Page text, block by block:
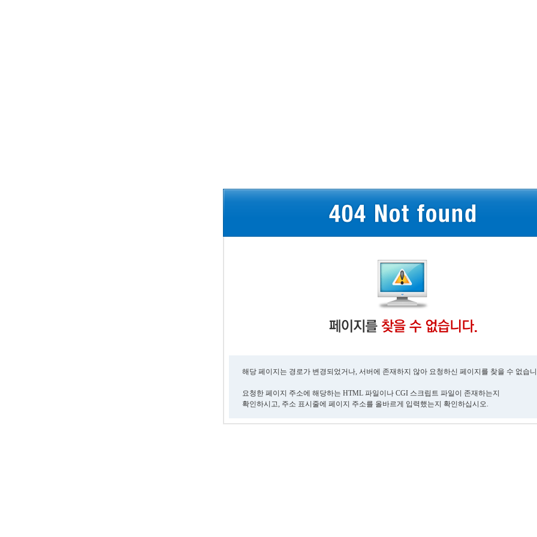
해당 페이지는 경로가 변경되었거나, 서버에 존재하지 않아 요청하신 페이지를 찾을 수 없습
요청한 페이지 주소에 해당하는 HTML 파일이나 CGI 스크립트 파일이 존재하는지
확인하시고, 주소 표시줄에 페이지 주소를 올바르게 입력했는지 확인하십시오.